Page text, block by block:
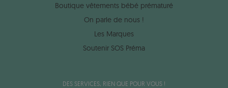
Boutique vêtements bébé prématuré
On parle de nous !
Les Marques
Soutenir SOS Préma
DES SERVICES, RIEN QUE POUR VOUS !